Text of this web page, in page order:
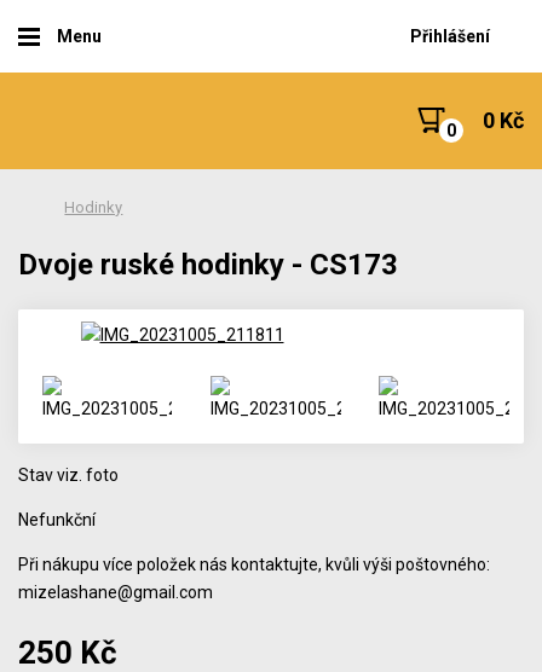
Menu Přihlášení
0 Kč
Hodinky
Dvoje ruské hodinky - CS173
Stav viz. foto
Nefunkční
Při nákupu více položek nás kontaktujte, kvůli výši poštovného:
mizelashane@gmail.com
250 Kč